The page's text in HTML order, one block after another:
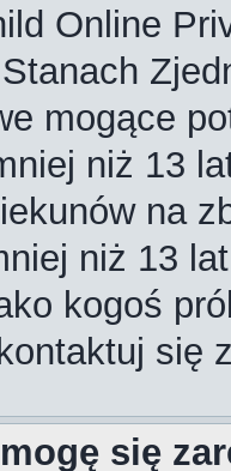
Online
mogące
niż 13
na
niż 13
kogoś
się
się